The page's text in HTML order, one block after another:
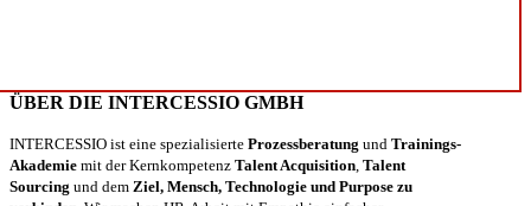
ÜBER DIE INTERCESSIO GMBH
INTERCESSIO ist eine spezialisierte Prozessberatung und Trainings-
Akademie mit der Kernkompetenz Talent Acquisition Talent
Sourcing und dem Ziel, Mensch, Technologie und Purpose zu